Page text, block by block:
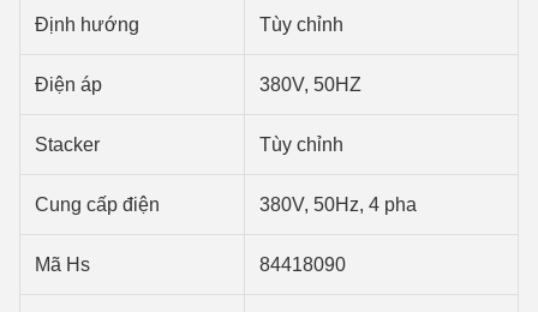
Định hướng Tùy chỉnh
Điện áp 380V, 50HZ
Stacker Tùy chỉnh
Cung cấp điện 380V, 50Hz, 4 pha
Mã Hs 84418090